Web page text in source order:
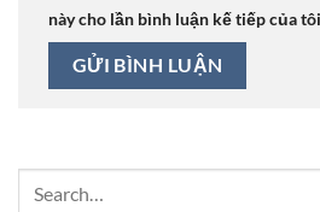
này cho lần bình luận kế tiếp của